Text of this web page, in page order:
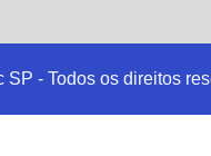
- Todos os direitos